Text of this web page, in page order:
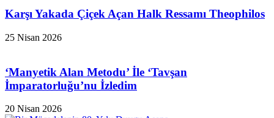
Karşı Yakada Çiçek Açan Halk Ressamı Theophilos
25 Nisan 2026
‘Manyetik Alan Metodu’ İle ‘Tavşan
İmparatorluğu’nu İzledim
20 Nisan 2026